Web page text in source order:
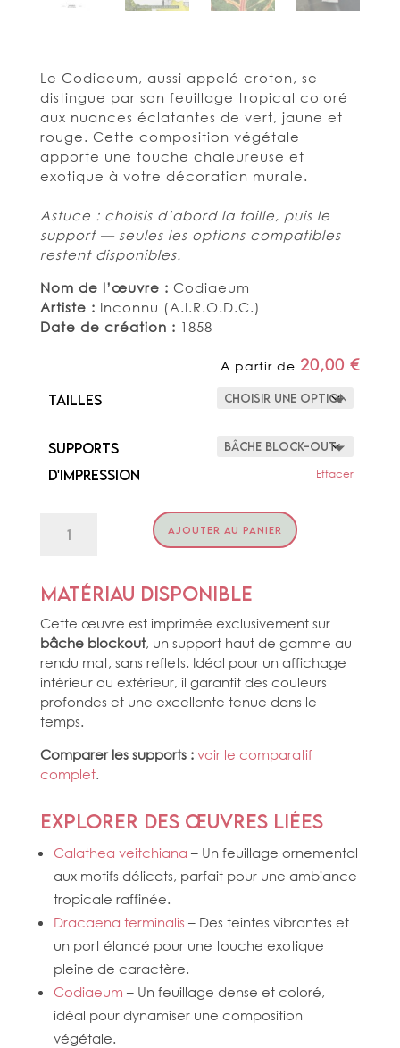
Le Codiaeum, aussi appelé croton, se
distingue par son feuillage tropical coloré
aux nuances éclatantes de vert, jaune et
rouge. Cette composition végétale
apporte une touche chaleureuse et
exotique à votre décoration murale.
Astuce : choisis d’abord la taille, puis le
support — seules les options compatibles
restent disponibles.
Nom de l’œuvre : Codiaeum
Artiste : Inconnu (A.I.R.O.D.C.)
Date de création : 1858
A partir de20,00€
Tailles
Supports
d'impression
Effacer
AJOUTER AU PANIER
Matériau disponible
Cette œuvre est imprimée exclusivement sur
bâche blockout, un support haut de gamme au
rendu mat, sans reflets. Idéal pour un affichage
intérieur ou extérieur, il garantit des couleurs
profondes et une excellente tenue dans le
temps.
Comparer les supports : voir le comparatif
complet.
Explorer des œuvres liées
Calathea veitchiana – Un feuillage ornemental
aux motifs délicats, parfait pour une ambiance
tropicale raffinée.
Dracaena terminalis – Des teintes vibrantes et
un port élancé pour une touche exotique
pleine de caractère.
Codiaeum – Un feuillage dense et coloré,
idéal pour dynamiser une composition
végétale.